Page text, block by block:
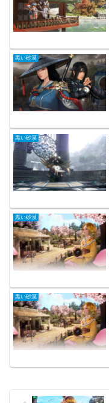
黒い砂漠
黒い砂漠
黒い砂漠
黒い砂漠